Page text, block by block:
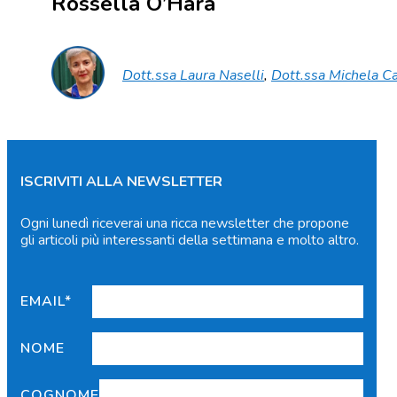
Dott.ssa Laura Naselli, Dott.ssa Michela
ISCRIVITI ALLA NEWSLETTER
Ogni lunedì riceverai una ricca newsletter che propone
gli articoli più interessanti della settimana e molto altro.
EMAIL*
NOME